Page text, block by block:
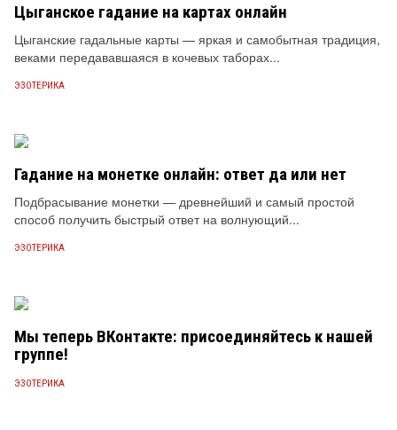
Цыганское гадание на картах онлайн
Цыганские гадальные карты — яркая и самобытная традиция,
веками передававшаяся в кочевых таборах...
ЭЗОТЕРИКА
Гадание на монетке онлайн: ответ да или нет
Подбрасывание монетки — древнейший и самый простой
способ получить быстрый ответ на волнующий...
ЭЗОТЕРИКА
Мы теперь ВКонтакте: присоединяйтесь к нашей
группе!
ЭЗОТЕРИКА